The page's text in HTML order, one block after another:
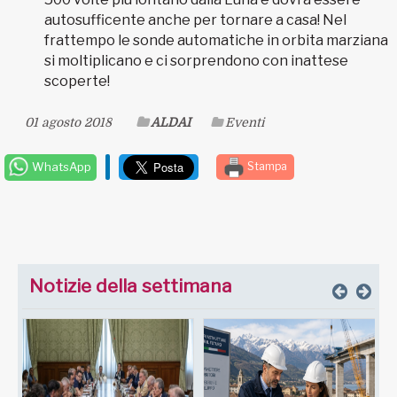
autosufficente anche per tornare a casa! Nel
frattempo le sonde automatiche in orbita marziana
si moltiplicano e ci sorprendono con inattese
scoperte!
01 agosto 2018 ALDAI Eventi
WhatsApp Stampa
Notizie della settimana